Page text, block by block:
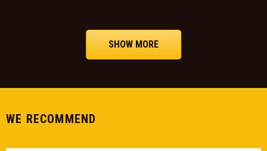
SHOW MORE
WE RECOMMEND